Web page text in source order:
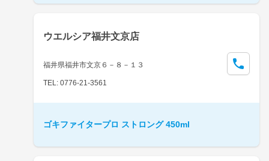
ウエルシア福井文京店
福井県福井市文京６－８－１３
TEL: 0776-21-3561
ゴキファイタープロ ストロング 450ml